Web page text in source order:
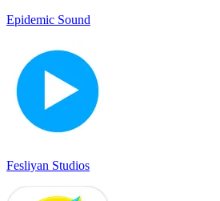
Epidemic Sound
Fesliyan Studios